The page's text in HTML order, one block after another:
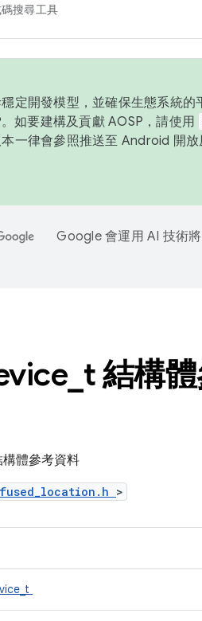
搜尋工具
定開發模型，並確保生態系統
如要建構及貢獻 AOSP，請使用
一律會參照推送至 Android 開
Google 會運用 AI 技術
t 結構
體參考資料
fused_location.h >